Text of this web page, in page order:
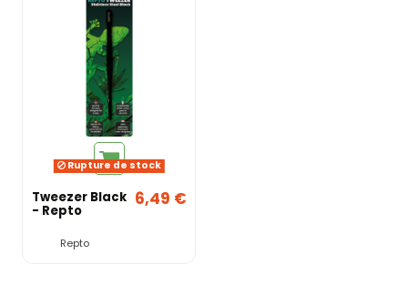
Rupture de stock
Tweezer Black
- Repto
Repto
6,49 €